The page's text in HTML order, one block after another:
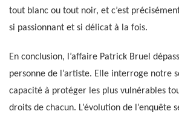
tout blanc ou tout noir, et c’est
si passionnant et si délicat à la fois.
En conclusion, l’affaire Patrick Bruel
personne de l’artiste. Elle interroge notre
capacité à protéger les plus vulnérables
droits de chacun. L’évolution de l’enquête